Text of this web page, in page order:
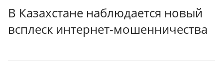
В Казахстане наблюдается новый
всплеск интернет-мошенничества